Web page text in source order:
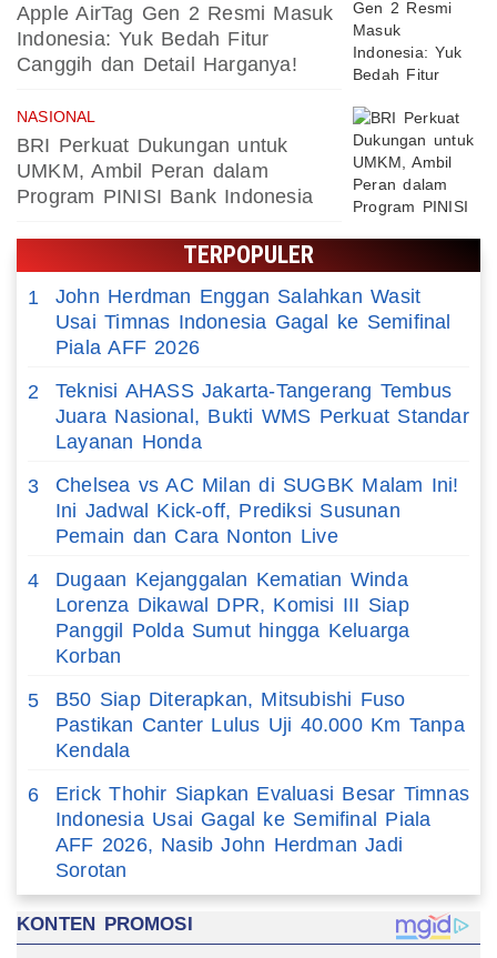
Apple AirTag Gen 2 Resmi Masuk
Indonesia: Yuk Bedah Fitur
Canggih dan Detail Harganya!
NASIONAL
BRI Perkuat Dukungan untuk
UMKM, Ambil Peran dalam
Program PINISI Bank Indonesia
TERPOPULER
1
John Herdman Enggan Salahkan Wasit
Usai Timnas Indonesia Gagal ke Semifinal
Piala AFF 2026
2
Teknisi AHASS Jakarta-Tangerang Tembus
Juara Nasional, Bukti WMS Perkuat Standar
Layanan Honda
3
Chelsea vs AC Milan di SUGBK Malam Ini!
Ini Jadwal Kick-off, Prediksi Susunan
Pemain dan Cara Nonton Live
4
Dugaan Kejanggalan Kematian Winda
Lorenza Dikawal DPR, Komisi III Siap
Panggil Polda Sumut hingga Keluarga
Korban
5
B50 Siap Diterapkan, Mitsubishi Fuso
Pastikan Canter Lulus Uji 40.000 Km Tanpa
Kendala
6
Erick Thohir Siapkan Evaluasi Besar Timnas
Indonesia Usai Gagal ke Semifinal Piala
AFF 2026, Nasib John Herdman Jadi
Sorotan